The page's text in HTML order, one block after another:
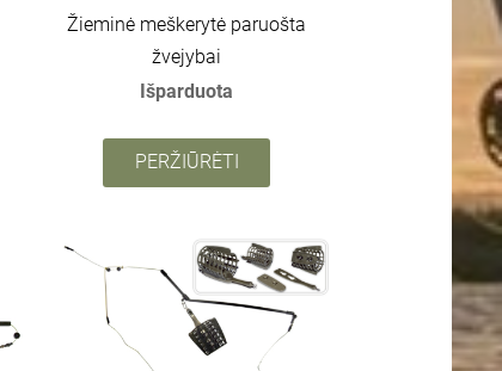
Žieminė meškerytė paruošta
žvejybai
Išparduota
PERŽIŪRĖTI